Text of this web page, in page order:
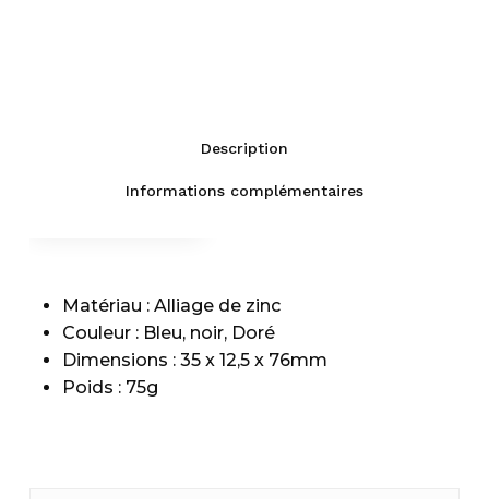
Description
Informations complémentaires
Fiche technique Description
Matériau : Alliage de zinc
Couleur : Bleu, noir, Doré
Dimensions : 35 x 12,5 x 76mm
Poids : 75g